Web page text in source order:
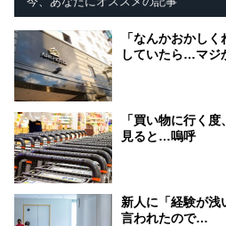
「なんかおかし
していたら…マジ
「買い物に行く
見ると…嗚呼
新人に「経験が浅
言われたので…